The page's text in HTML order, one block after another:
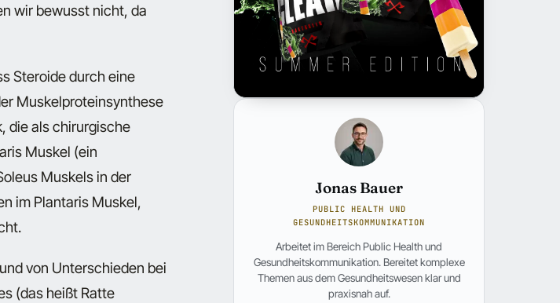
wir bewusst nicht, da
Steroide durch eine
Muskelproteinsynthese
die als chirurgische
Muskel (ein
Muskels in der
im Plantaris Muskel,
von Unterschieden bei
(das heißt Ratte
Jonas Bauer
PUBLIC HEALTH UND
GESUNDHEITSKOMMUNIKATION
Arbeitet im Bereich Public Health und
Gesundheitskommunikation. Bereitet komplexe
Themen aus dem Gesundheitswesen klar und
praxisnah auf.